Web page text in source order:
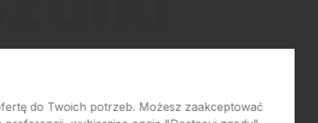
do Twoich potrzeb. Możesz zaakceptować